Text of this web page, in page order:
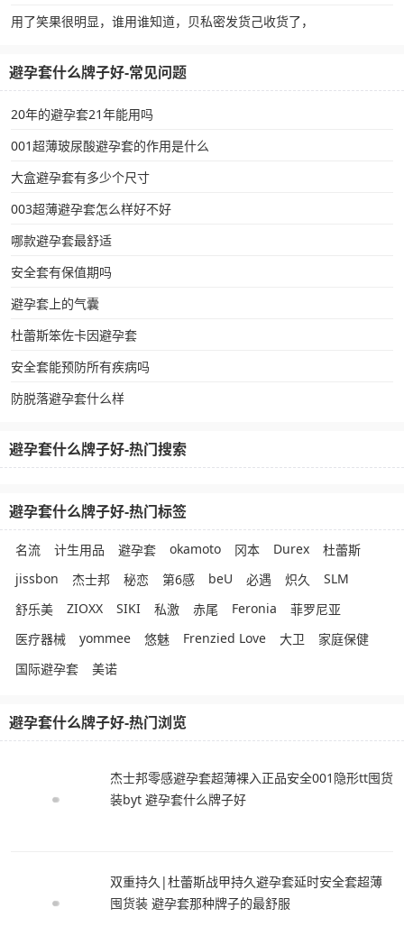
用了笑果很明显，谁用谁知道，贝私密发货己收货了，
避孕套什么牌子好-常见问题
20年的避孕套21年能用吗
001超薄玻尿酸避孕套的作用是什么
大盒避孕套有多少个尺寸
003超薄避孕套怎么样好不好
哪款避孕套最舒适
安全套有保值期吗
避孕套上的气囊
杜蕾斯笨佐卡因避孕套
安全套能预防所有疾病吗
防脱落避孕套什么样
避孕套什么牌子好-热门搜索
避孕套什么牌子好-热门标签
名流 计生用品 避孕套 okamoto 冈本 Durex
杜蕾斯
jissbon
杰士邦 秘恋 第6感 beU 必遇 炽久
SLM
舒乐美
ZIOXX SIKI 私激 赤尾 Feronia
菲罗尼亚
医疗器械
yommee 悠魅 Frenzied Love 大卫
家庭保健
国际避孕套
美诺
避孕套什么牌子好-热门浏览
杰士邦零感避孕套超薄裸入正品安全001隐形tt囤货
装byt 避孕套什么牌子好
双重持久|杜蕾斯战甲持久避孕套延时安全套超薄
囤货装 避孕套那种牌子的最舒服